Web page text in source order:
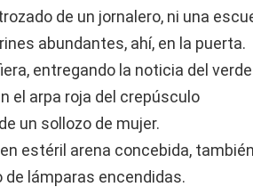
de un jornalero, ni una
abundantes, ahí, en la puerta.
entregando la noticia del
el arpa roja del crepúsculo
un sollozo de mujer.
estéril arena concebida,
lámparas encendidas.